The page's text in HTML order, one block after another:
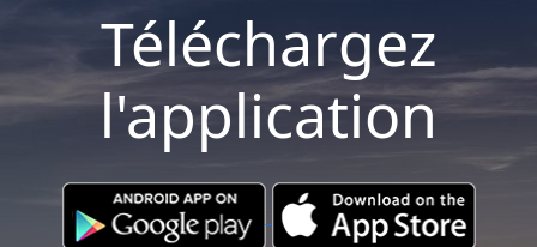
Téléchargez
l'application